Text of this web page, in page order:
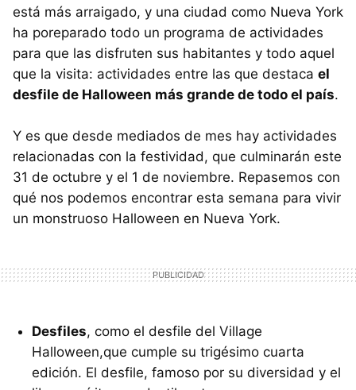
está más arraigado, y una ciudad como Nueva York
ha poreparado todo un programa de actividades
para que las disfruten sus habitantes y todo aquel
que la visita: actividades entre las que destaca el
desfile de Halloween más grande de todo el país.
Y es que desde mediados de mes hay actividades
relacionadas con la festividad, que culminarán este
31 de octubre y el 1 de noviembre. Repasemos con
qué nos podemos encontrar esta semana para vivir
un monstruoso Halloween en Nueva York.
Desfiles, como el desfile del Village
Halloween,que cumple su trigésimo cuarta
edición. El desfile, famoso por su diversidad y el